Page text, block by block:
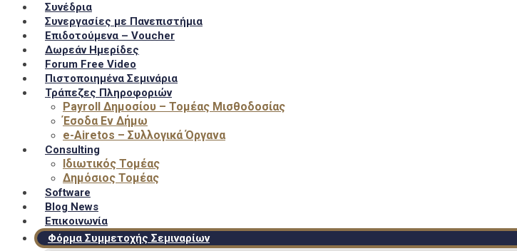
Συνέδρια
Συνεργασίες με Πανεπιστήμια
Επιδοτούμενα – Voucher
Δωρεάν Ημερίδες
Forum Free Video
Πιστοποιημένα Σεμινάρια
Τράπεζες Πληροφοριών
Payroll Δημοσίου – Τομέας Μισθοδοσίας
Έσοδα Εν Δήμω
e-Airetos – Συλλογικά Όργανα
Consulting
Ιδιωτικός Τομέας
Δημόσιος Τομέας
Software
Blog News
Επικοινωνία
Φόρμα Συμμετοχής Σεμιναρίων